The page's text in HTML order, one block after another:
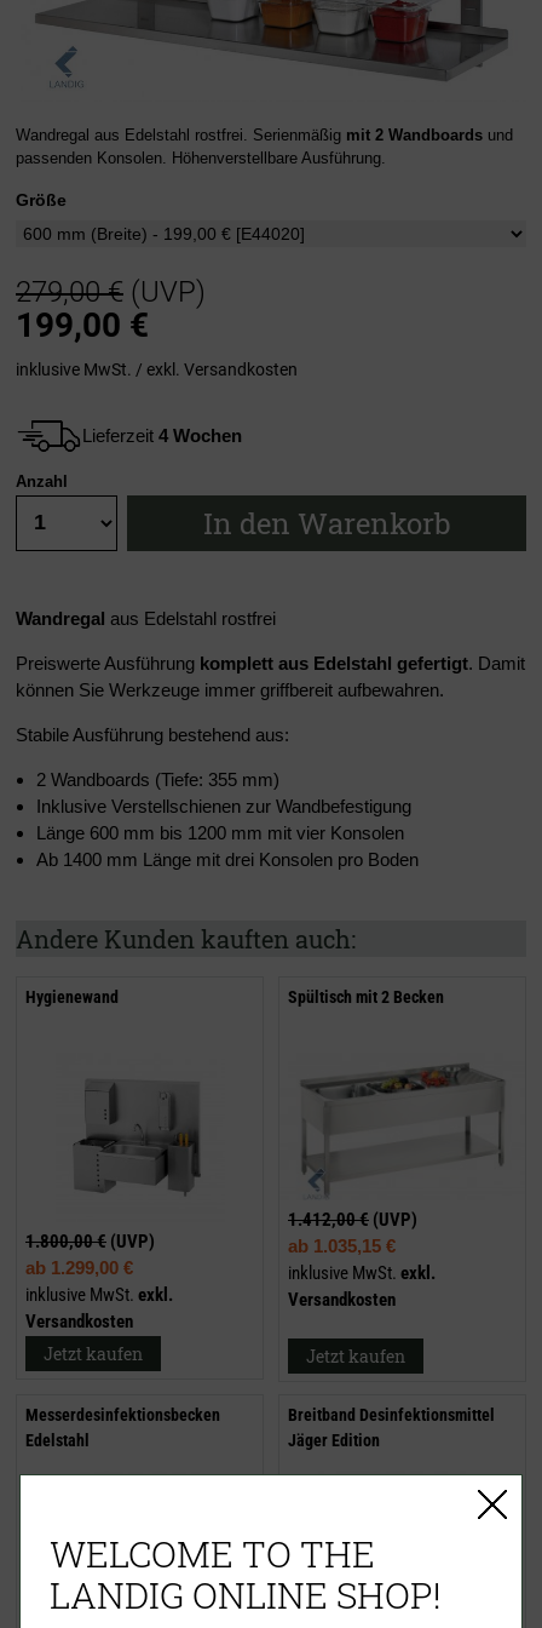
Wandregal aus Edelstahl rostfrei. Serienmäßig mit 2 Wandboards und
passenden Konsolen. Höhenverstellbare Ausführung.
Größe
279,00 € (UVP)
199,00 €
inklusive MwSt. / exkl. Versandkosten
Lieferzeit 4 Wochen
Anzahl
In den Warenkorb
Wandregal aus Edelstahl rostfrei
Preiswerte Ausführung komplett aus Edelstahl gefertigt. Damit
können Sie Werkzeuge immer griffbereit aufbewahren.
Stabile Ausführung bestehend aus:
2 Wandboards (Tiefe: 355 mm)
Inklusive Verstellschienen zur Wandbefestigung
Länge 600 mm bis 1200 mm mit vier Konsolen
Ab 1400 mm Länge mit drei Konsolen pro Boden
Andere Kunden kauften auch:
Hygienewand
1.800,00 € (UVP)
ab 1.299,00 €
inklusive MwSt. exkl.
Versandkosten
Jetzt kaufen
Spültisch mit 2 Becken
1.412,00 € (UVP)
ab 1.035,15 €
inklusive MwSt. exkl.
Versandkosten
Jetzt kaufen
Messerdesinfektionsbecken
Edelstahl
Breitband Desinfektionsmittel
Jäger Edition
WELCOME TO THE
LANDIG ONLINE SHOP!